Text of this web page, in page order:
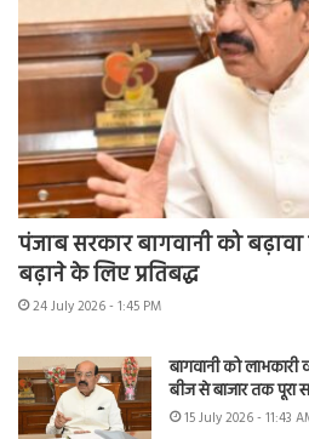
पंजाब सरकार बागवानी को
बढ़ाने के लिए प्रतिबद्ध
24 July 2026 - 1:45 PM
बागवानी को
बीज से बाजार तक पूरा
15 July 2026 - 11:43